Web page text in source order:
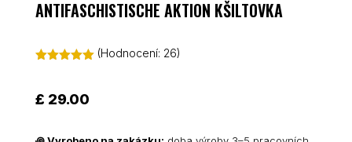
ANTIFASCHISTISCHE AKTION KŠILTOVKA
základě
hodnocení
(Hodnocení: 26)
£ 29.00